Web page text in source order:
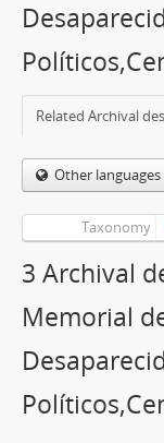
Related Archival
Other
Taxonomy
3 Archival
Memorial